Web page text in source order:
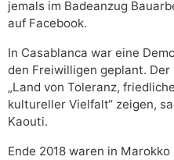
jemals im Badeanzug
auf Facebook.
In Casablanca war eine
den Freiwilligen geplant.
„Land von Toleranz,
kultureller Vielfalt“ zeigen,
Kaouti.
Ende 2018 waren in